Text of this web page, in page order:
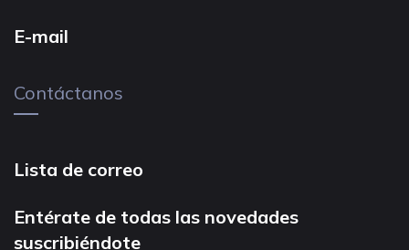
E-mail
Contáctanos
Lista de correo
Entérate de todas las novedades
suscribiéndote